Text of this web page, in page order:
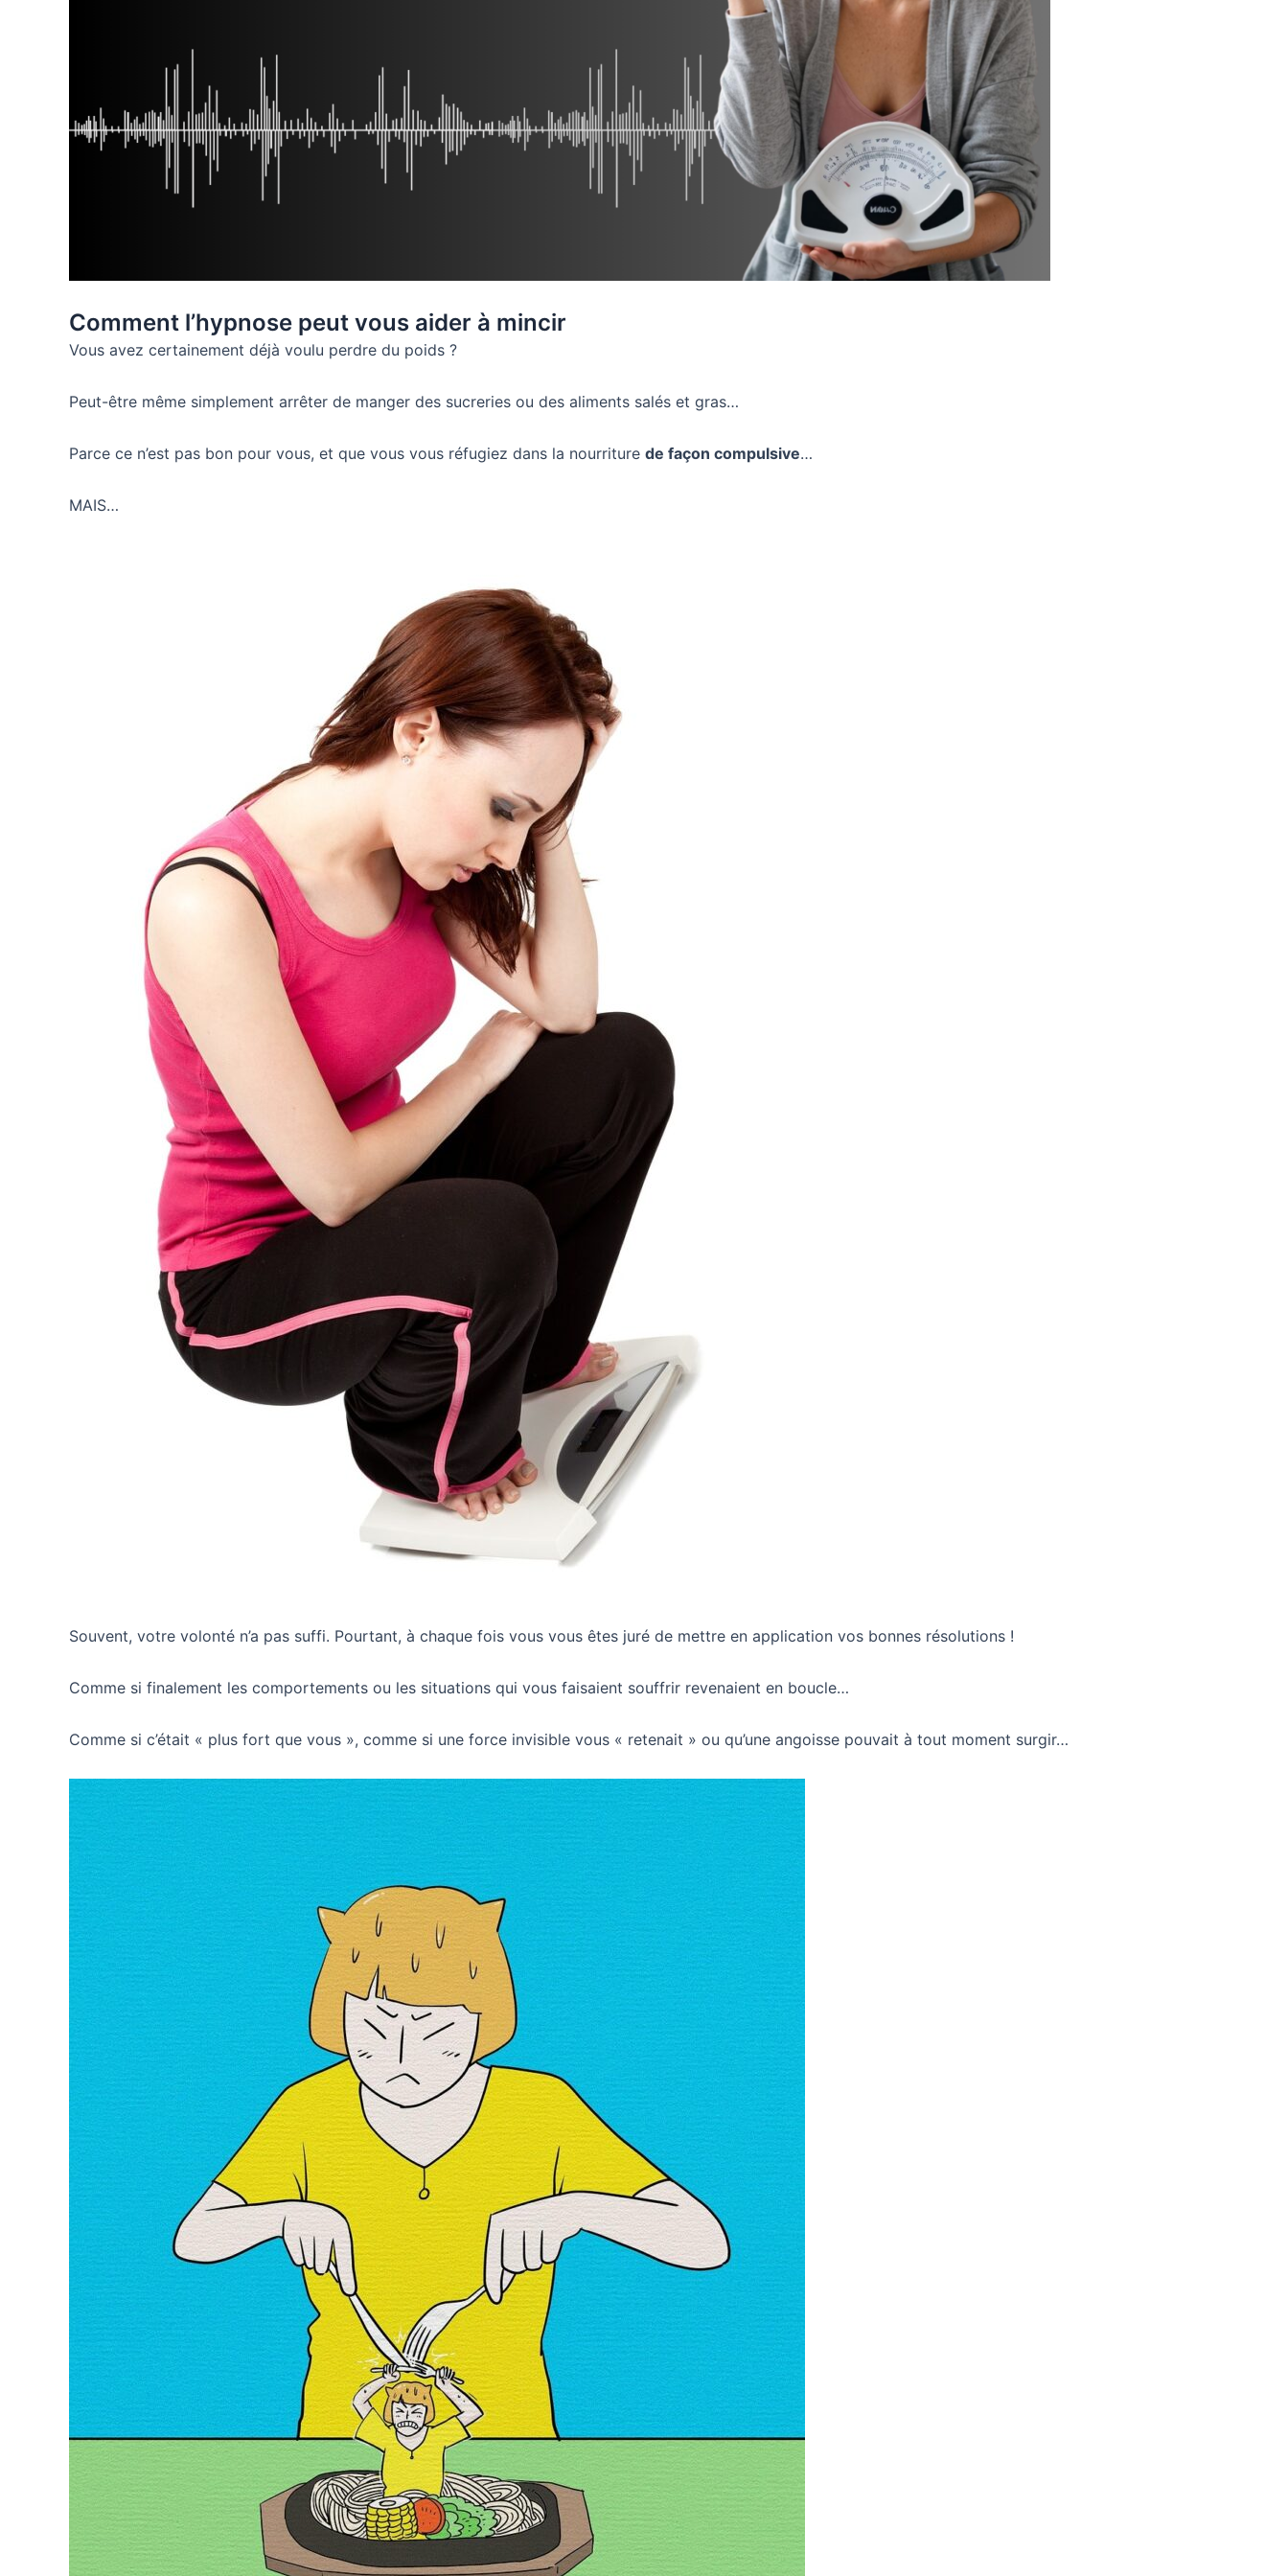
Comment l’hypnose peut vous aider à mincir
Vous avez certainement déjà voulu perdre du poids ?
Peut-être même simplement arrêter de manger des sucreries ou des aliments salés et gras…
Parce ce n’est pas bon pour vous, et que vous vous réfugiez dans la nourriture de façon compulsive…
MAIS…
Souvent, votre volonté n’a pas suffi. Pourtant, à chaque fois vous vous êtes juré de mettre en application vos bonnes résolutions !
Comme si finalement les comportements ou les situations qui vous faisaient souffrir revenaient en boucle…
Comme si c’était « plus fort que vous », comme si une force invisible vous « retenait » ou qu’une angoisse pouvait à tout moment surgir…